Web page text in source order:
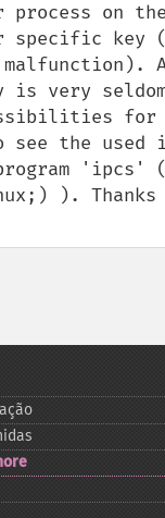
on
specific key
is very
for
the used
'ipcs'
).